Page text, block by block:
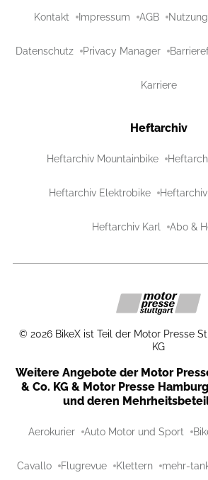
Kontakt Impressum AGB
Datenschutz Privacy Manager
Karriere
Heftarchiv
Heftarchiv Mountainbike
Heftarchiv Elektrobike
Heftarchiv Karl Abo &
© 2026 BikeX ist Teil der Motor Presse
KG
Weitere Angebote der Motor
& Co. KG & Motor Presse
und deren
Aerokurier Auto Motor und Sport
Cavallo Flugrevue Klettern mehr-